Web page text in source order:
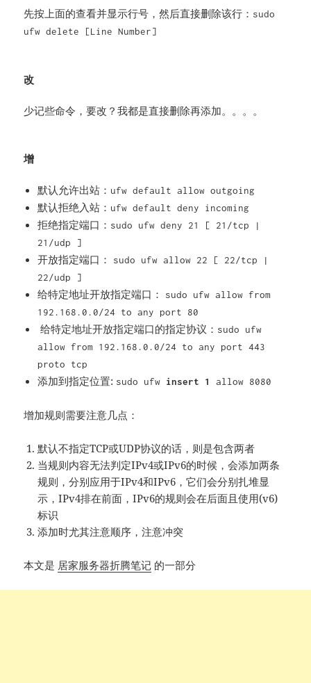
先按上面的查看并显示行号，然后直接删除该行： sudo
ufw delete [Line Number]
改
少记些命令，要改？我都是直接删除再添加。。。。
增
默认允许出站： ufw default allow outgoing
默认拒绝入站： ufw default deny incoming
拒绝指定端口： sudo ufw deny 21 [ 21/tcp |
21/udp ]
开放指定端口：
sudo ufw allow 22 [ 22/tcp |
22/udp ]
给特定地址开放指定端口：
sudo ufw allow from
192.168.0.0/24 to any port 80
给特定地址开放指定端口的指定协议： sudo ufw
allow from 192.168.0.0/24 to any port 443
proto tcp
添加到指定位置: sudo ufw insert 1 allow 8080
增加规则需要注意几点：
默认不指定TCP或UDP协议的话，则是包含两者
当规则内容无法判定IPv4或IPv6的时候，会添加两条
规则，分别应用于IPv4和IPv6，它们会分别扎堆显
示，IPv4排在前面，IPv6的规则会在后面且使用(v6)
标识
添加时尤其注意顺序，注意冲突
本文是 居家服务器折腾笔记 的一部分